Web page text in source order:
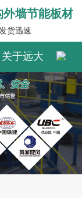
墙节能板材
货迅速
关于远大